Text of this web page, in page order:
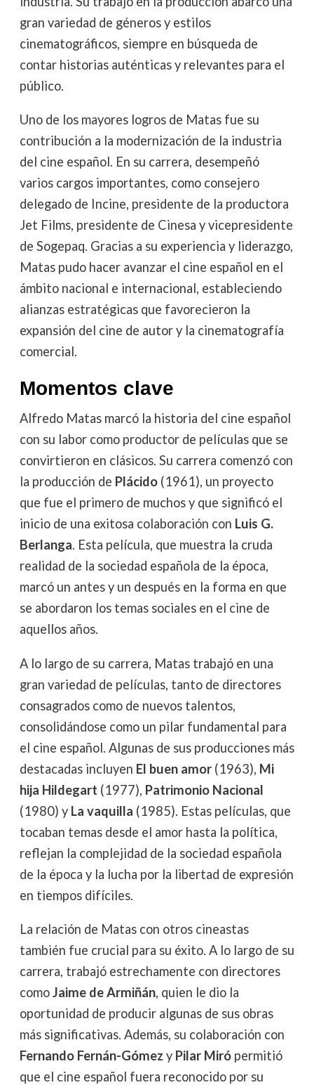
gran variedad de géneros y estilos
cinematográficos, siempre en búsqueda de
contar historias auténticas y relevantes para el
público.
Uno de los mayores logros de Matas fue su
contribución a la modernización de la industria
del cine español. En su carrera, desempeñó
varios cargos importantes, como consejero
delegado de Incine, presidente de la productora
Jet Films, presidente de Cinesa y vicepresidente
de Sogepaq. Gracias a su experiencia y liderazgo,
Matas pudo hacer avanzar el cine español en el
ámbito nacional e internacional, estableciendo
alianzas estratégicas que favorecieron la
expansión del cine de autor y la cinematografía
comercial.
Momentos clave
Alfredo Matas marcó la historia del cine español
con su labor como productor de películas que se
convirtieron en clásicos. Su carrera comenzó con
la producción de Plácido(1961), un proyecto
que fue el primero de muchos y que significó el
inicio de una exitosa colaboración con Luis G.
Berlanga. Esta película, que muestra la cruda
realidad de la sociedad española de la época,
marcó un antes y un después en la forma en que
se abordaron los temas sociales en el cine de
aquellos años.
A lo largo de su carrera, Matas trabajó en una
gran variedad de películas, tanto de directores
consagrados como de nuevos talentos,
consolidándose como un pilar fundamental para
el cine español. Algunas de sus producciones más
destacadas incluyen El buen amor(1963), Mi
hija Hildegart (1977), Patrimonio Nacional
(1980) y La vaquilla (1985). Estas películas, que
tocaban temas desde el amor hasta la política,
reflejan la complejidad de la sociedad española
de la época y la lucha por la libertad de expresión
en tiempos difíciles.
La relación de Matas con otros cineastas
también fue crucial para su éxito. A lo largo de su
carrera, trabajó estrechamente con directores
comoJaime de Armiñán, quien le dio la
oportunidad de producir algunas de sus obras
más significativas. Además, su colaboración con
Fernando Fernán-Gómez y Pilar Mirópermitió
que el cine español fuera reconocido por su